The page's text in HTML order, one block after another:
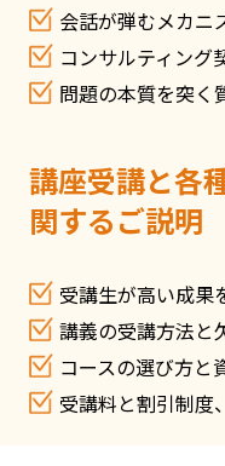
会話が弾むメカニ
コンサルティング
問題の本質を突く
講座受講と各
関するご説明
受講生が高い成果
講義の受講方法と
コースの選び方と
受講料と割引制度